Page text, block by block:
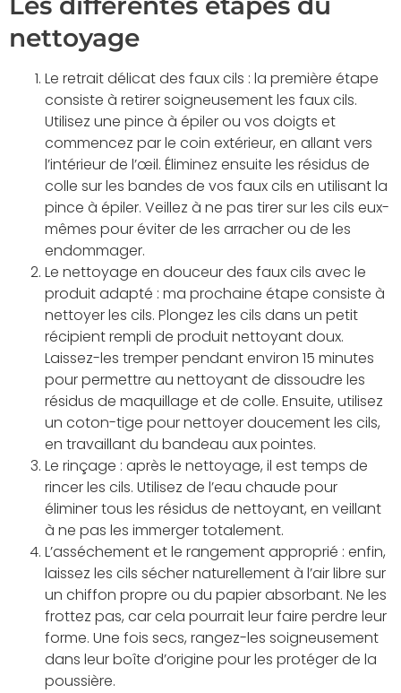
nettoyage
Le retrait délicat des faux cils : la première étape
consiste à retirer soigneusement les faux cils.
Utilisez une pince à épiler ou vos doigts et
commencez par le coin extérieur, en allant vers
l’intérieur de l’œil. Éliminez ensuite les résidus de
colle sur les bandes de vos faux cils en utilisant la
pince à épiler. Veillez à ne pas tirer sur les cils eux-
mêmes pour éviter de les arracher ou de les
endommager.
Le nettoyage en douceur des faux cils avec le
produit adapté : ma prochaine étape consiste à
nettoyer les cils. Plongez les cils dans un petit
récipient rempli de produit nettoyant doux.
Laissez-les tremper pendant environ 15 minutes
pour permettre au nettoyant de dissoudre les
résidus de maquillage et de colle. Ensuite, utilisez
un coton-tige pour nettoyer doucement les cils,
en travaillant du bandeau aux pointes.
Le rinçage : après le nettoyage, il est temps de
rincer les cils. Utilisez de l’eau chaude pour
éliminer tous les résidus de nettoyant, en veillant
à ne pas les immerger totalement.
L’asséchement et le rangement approprié : enfin,
laissez les cils sécher naturellement à l’air libre sur
un chiffon propre ou du papier absorbant. Ne les
frottez pas, car cela pourrait leur faire perdre leur
forme. Une fois secs, rangez-les soigneusement
dans leur boîte d’origine pour les protéger de la
poussière.